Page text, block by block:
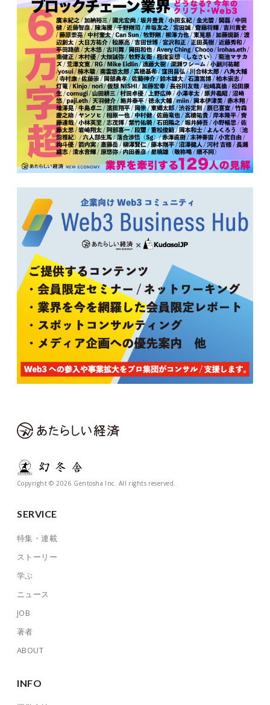
Copyright © 2026 Gentosha Inc. All rights reserved.
SERVICE
特集・連載
ストーリー
学ぶ
ニュース
JOB
著者
ABOUT
INFO